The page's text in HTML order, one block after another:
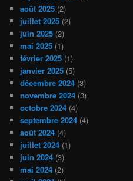
août 2025 (2)
juillet 2025 (2)
juin 2025 (2)
mai 2025 (1)
février 2025 (1)
janvier 2025 (5)
décembre 2024 (3)
novembre 2024 (3)
octobre 2024 (4)
septembre 2024 (4)
août 2024 (4)
juillet 2024 (1)
juin 2024 (3)
mai 2024 (2)